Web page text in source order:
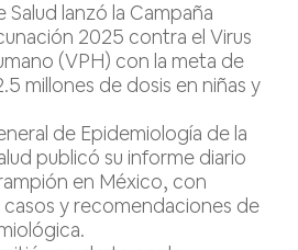
Salud lanzó la Campaña
2025 contra el Virus
(VPH) con la meta de
millones de dosis en niñas y
de Epidemiología de la
publicó su informe diario
en México, con
y recomendaciones de